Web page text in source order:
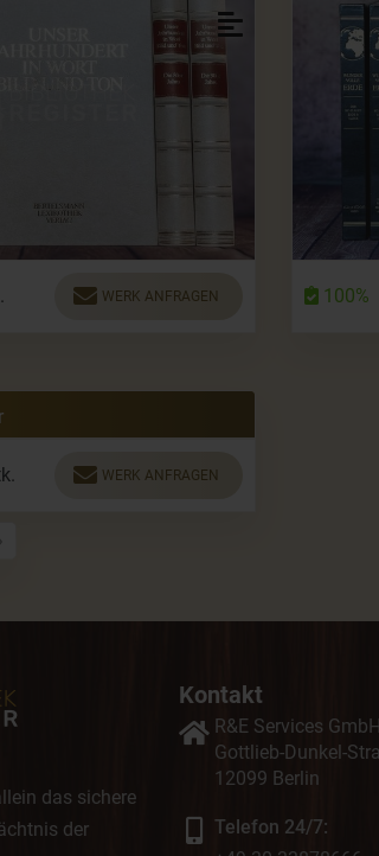
WERK ANFRAGEN 100%
WERK ANFRAGEN
Seite
das sichere
der
Kontakt
R&E Services GmbH
Gottlieb-Dunkel-
12099 Berlin
Telefon 24/7: